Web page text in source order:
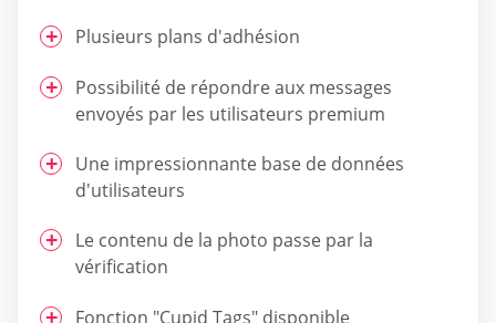
Plusieurs plans d'adhésion
Possibilité de répondre aux messages
envoyés par les utilisateurs premium
Une impressionnante base de données
d'utilisateurs
Le contenu de la photo passe par la
vérification
Fonction "Cupid Tags" disponible